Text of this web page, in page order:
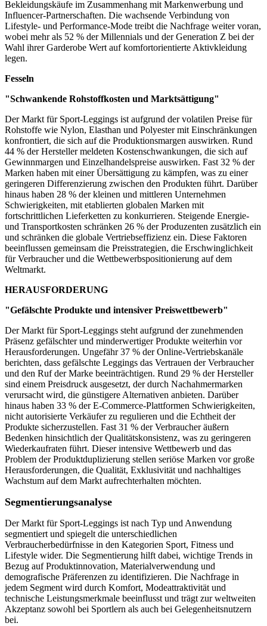
Bekleidungskäufe im Zusammenhang mit Markenwerbung und
Influencer-Partnerschaften. Die wachsende Verbindung von
Lifestyle- und Performance-Mode treibt die Nachfrage weiter voran,
wobei mehr als 52 % der Millennials und der Generation Z bei der
Wahl ihrer Garderobe Wert auf komfortorientierte Aktivkleidung
legen.
Fesseln
"Schwankende Rohstoffkosten und Marktsättigung"
Der Markt für Sport-Leggings ist aufgrund der volatilen Preise für
Rohstoffe wie Nylon, Elasthan und Polyester mit Einschränkungen
konfrontiert, die sich auf die Produktionsmargen auswirken. Rund
44 % der Hersteller meldeten Kostenschwankungen, die sich auf
Gewinnmargen und Einzelhandelspreise auswirken. Fast 32 % der
Marken haben mit einer Übersättigung zu kämpfen, was zu einer
geringeren Differenzierung zwischen den Produkten führt. Darüber
hinaus haben 28 % der kleinen und mittleren Unternehmen
Schwierigkeiten, mit etablierten globalen Marken mit
fortschrittlichen Lieferketten zu konkurrieren. Steigende Energie-
und Transportkosten schränken 26 % der Produzenten zusätzlich ein
und schränken die globale Vertriebseffizienz ein. Diese Faktoren
beeinflussen gemeinsam die Preisstrategien, die Erschwinglichkeit
für Verbraucher und die Wettbewerbspositionierung auf dem
Weltmarkt.
HERAUSFORDERUNG
"Gefälschte Produkte und intensiver Preiswettbewerb"
Der Markt für Sport-Leggings steht aufgrund der zunehmenden
Präsenz gefälschter und minderwertiger Produkte weiterhin vor
Herausforderungen. Ungefähr 37 % der Online-Vertriebskanäle
berichten, dass gefälschte Leggings das Vertrauen der Verbraucher
und den Ruf der Marke beeinträchtigen. Rund 29 % der Hersteller
sind einem Preisdruck ausgesetzt, der durch Nachahmermarken
verursacht wird, die günstigere Alternativen anbieten. Darüber
hinaus haben 33 % der E-Commerce-Plattformen Schwierigkeiten,
nicht autorisierte Verkäufer zu regulieren und die Echtheit der
Produkte sicherzustellen. Fast 31 % der Verbraucher äußern
Bedenken hinsichtlich der Qualitätskonsistenz, was zu geringeren
Wiederkaufraten führt. Dieser intensive Wettbewerb und das
Problem der Produktduplizierung stellen seriöse Marken vor große
Herausforderungen, die Qualität, Exklusivität und nachhaltiges
Wachstum auf dem Markt aufrechterhalten möchten.
Segmentierungsanalyse
Der Markt für Sport-Leggings ist nach Typ und Anwendung
segmentiert und spiegelt die unterschiedlichen
Verbraucherbedürfnisse in den Kategorien Sport, Fitness und
Lifestyle wider. Die Segmentierung hilft dabei, wichtige Trends in
Bezug auf Produktinnovation, Materialverwendung und
demografische Präferenzen zu identifizieren. Die Nachfrage in
jedem Segment wird durch Komfort, Modeattraktivität und
technische Leistungsmerkmale beeinflusst und trägt zur weltweiten
Akzeptanz sowohl bei Sportlern als auch bei Gelegenheitsnutzern
bei.